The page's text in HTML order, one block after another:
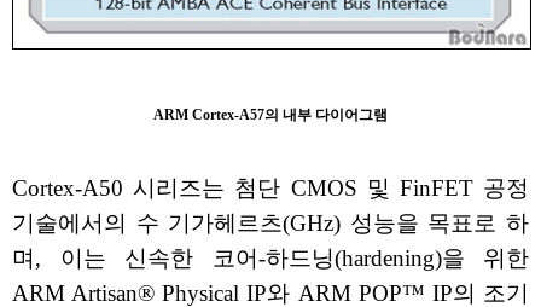
ARM Cortex-A57의 내부 다이어그램
Cortex-A50 시리즈는 첨단 CMOS 및 FinFET 공정
기술에서의 수 기가헤르츠(GHz) 성능을 목표로 하
며, 이는 신속한 코어-하드닝(hardening)을 위한
ARM Artisan® Physical IP와 ARM POP™ IP의 조기